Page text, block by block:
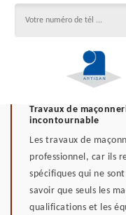
Travaux de
incontournable
Les travaux de
professionnel, car ils
spécifiques qui ne
savoir que seuls les
qualifications et les